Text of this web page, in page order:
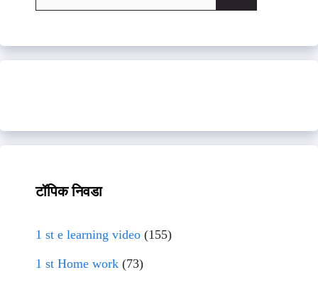
for:
टॉपिक निवडा
1 st e learning video (155)
1 st Home work (73)